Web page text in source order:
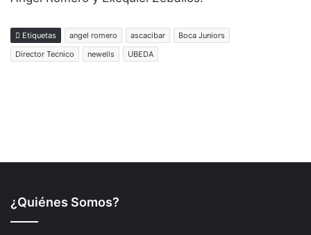
¿Quiénes Somos?